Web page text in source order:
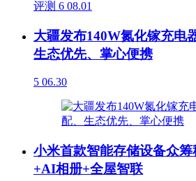
评测 6 08.01
大疆发布140W氮化镓充电
生态优先、掌心便携
5 06.30
小米首款智能存储设备众
+AI相册+全屋智联